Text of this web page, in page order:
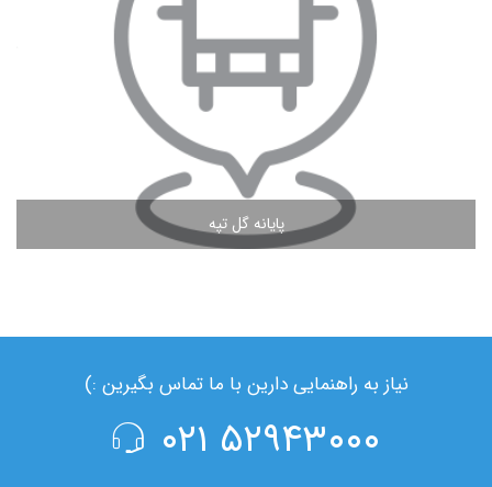
پایانه گل تپه
مشاهده ادامه مطلب
نیاز به راهنمایی دارین با ما تماس بگیرین :)
۵۲۹۴۳۰۰۰ ۰۲۱